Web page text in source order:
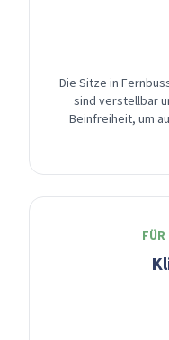
Die Sitze in
sind verstellbar
Beinfreiheit, um
FÜR